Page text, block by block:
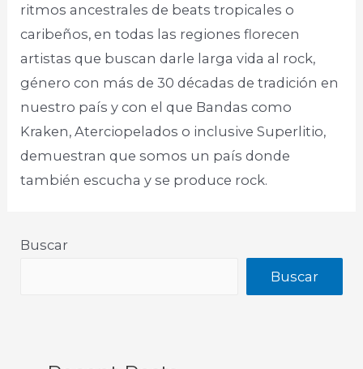
ritmos ancestrales de beats tropicales o
caribeños, en todas las regiones florecen
artistas que buscan darle larga vida al rock,
género con más de 30 décadas de tradición en
nuestro país y con el que Bandas como
Kraken, Aterciopelados o inclusive Superlitio,
demuestran que somos un país donde
también escucha y se produce rock.
Buscar
Buscar